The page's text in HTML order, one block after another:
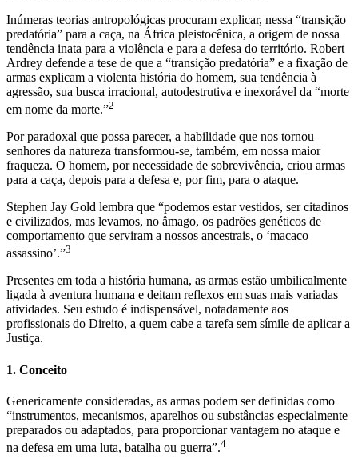
Inúmeras teorias antropológicas procuram explicar, nessa “transição
predatória” para a caça, na África pleistocênica, a origem de nossa
tendência inata para a violência e para a defesa do território. Robert
Ardrey defende a tese de que a “transição predatória” e a fixação de
armas explicam a violenta história do homem, sua tendência à
agressão, sua busca irracional, autodestrutiva e inexorável da “morte
em nome da morte.”2
Por paradoxal que possa parecer, a habilidade que nos tornou
senhores da natureza transformou-se, também, em nossa maior
fraqueza. O homem, por necessidade de sobrevivência, criou armas
para a caça, depois para a defesa e, por fim, para o ataque.
Stephen Jay Gold lembra que “podemos estar vestidos, ser citadinos
e civilizados, mas levamos, no âmago, os padrões genéticos de
comportamento que serviram a nossos ancestrais, o ‘macaco
assassino’.”3
Presentes em toda a história humana, as armas estão umbilicalmente
ligada à aventura humana e deitam reflexos em suas mais variadas
atividades. Seu estudo é indispensável, notadamente aos
profissionais do Direito, a quem cabe a tarefa sem símile de aplicar a
Justiça.
1. Conceito
Genericamente consideradas, as armas podem ser definidas como
“instrumentos, mecanismos, aparelhos ou substâncias especialmente
preparados ou adaptados, para proporcionar vantagem no ataque e
na defesa em uma luta, batalha ou guerra”.4